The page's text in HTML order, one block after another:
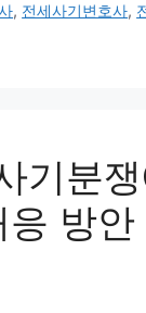
, 전세사기변호사,
기분
응 방안